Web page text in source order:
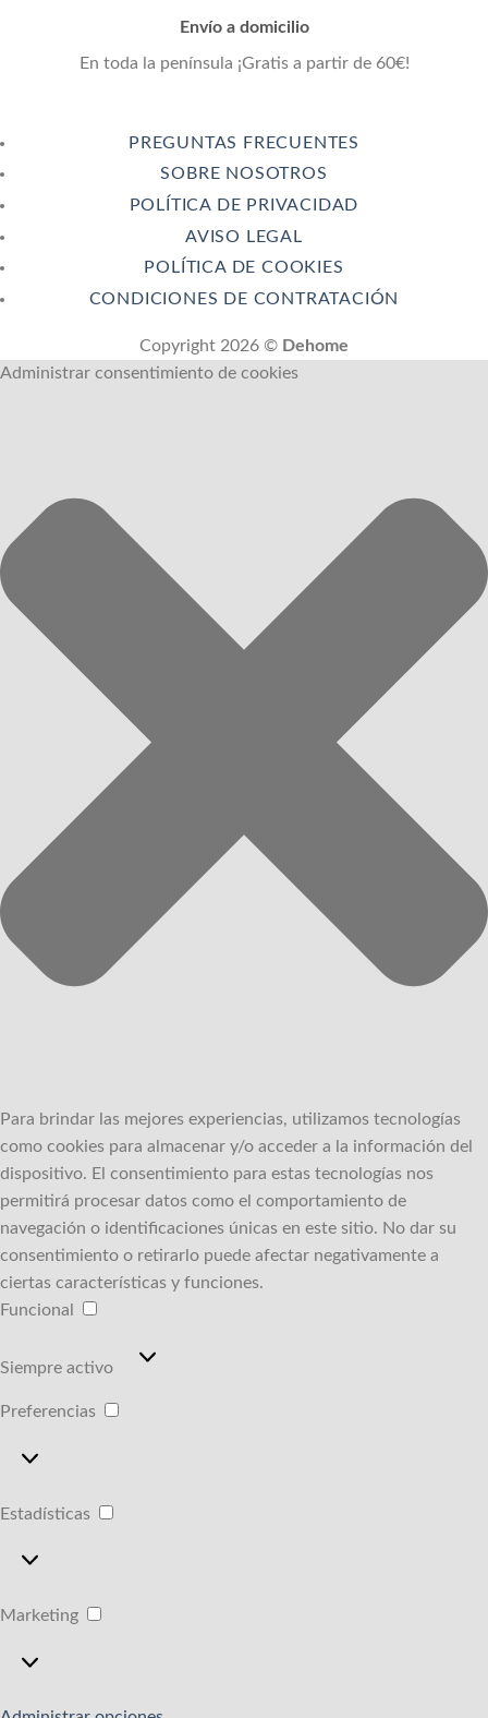
Envío a domicilio
En toda la península ¡Gratis a partir de 60€!
PREGUNTAS FRECUENTES
SOBRE NOSOTROS
POLÍTICA DE PRIVACIDAD
AVISO LEGAL
POLÍTICA DE COOKIES
CONDICIONES DE CONTRATACIÓN
Copyright 2026 © Dehome
Administrar consentimiento de cookies
Para brindar las mejores experiencias, utilizamos tecnologías
como cookies para almacenar y/o acceder a la información del
dispositivo. El consentimiento para estas tecnologías nos
permitirá procesar datos como el comportamiento de
navegación o identificaciones únicas en este sitio. No dar su
consentimiento o retirarlo puede afectar negativamente a
ciertas características y funciones.
Funcional
Siempre activo
Preferencias
Preferencias
Estadísticas
Estadísticas
Marketing
Marketing